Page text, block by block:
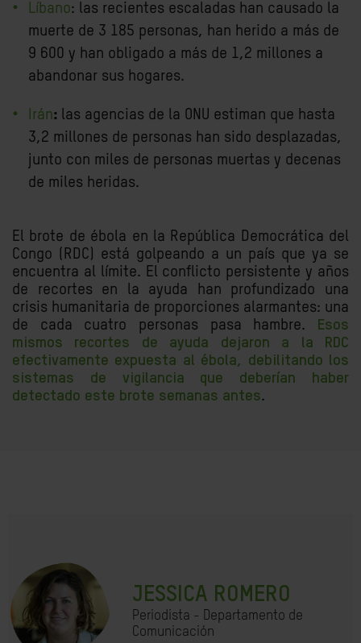
Líbano: las recientes escaladas han causado la
muerte de 3 185 personas, han herido a más de
9 600 y han obligado a más de 1,2 millones a
abandonar sus hogares.
Irán: las agencias de la ONU estiman que hasta
3,2 millones de personas han sido desplazadas,
junto con miles de personas muertas y decenas
de miles heridas.
El brote de ébola en la República Democrática del
Congo (RDC) está golpeando a un país que ya se
encuentra al límite. El conflicto persistente y años
de recortes en la ayuda han profundizado una
crisis humanitaria de proporciones alarmantes: una
de cada cuatro personas pasa hambre.
Esos
mismos recortes de ayuda dejaron a la RDC
efectivamente expuesta al ébola, debilitando los
sistemas de vigilancia que deberían haber
detectado este brote semanas antes.
JESSICA ROMERO
Periodista - Departamento de
Comunicación